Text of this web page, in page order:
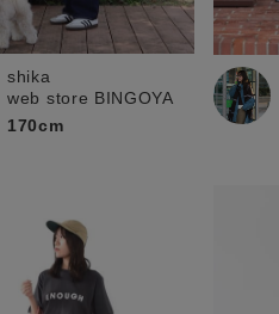
shika
web store BINGOYA
170cm